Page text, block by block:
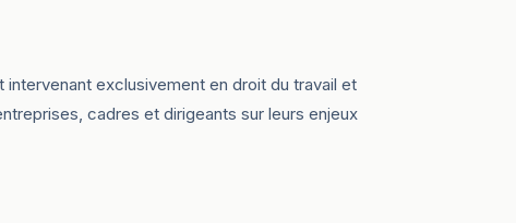
exclusivement en droit du travail et
cadres et dirigeants sur leurs enjeux